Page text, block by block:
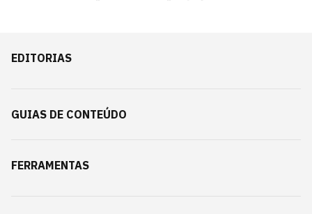
EDITORIAS
GUIAS DE CONTEÚDO
FERRAMENTAS